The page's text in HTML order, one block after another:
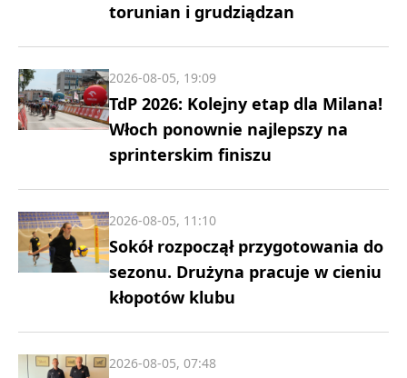
torunian i grudziądzan
TdP 2026: Kolejny etap dla Milana!
Włoch ponownie najlepszy na
sprinterskim finiszu
2026-08-05, 19:09
Sokół rozpoczął przygotowania do
sezonu. Drużyna pracuje w cieniu
kłopotów klubu
2026-08-05, 11:10
2026-08-05, 07:48